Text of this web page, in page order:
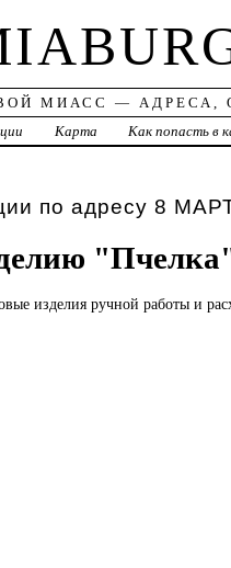
МИАСС — АДРЕСА,
Карта Как попасть в
по адресу 8
изделия ручной работы и